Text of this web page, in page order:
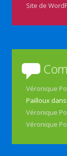
Site de
Véronique
Pailloux
Véronique
Véronique